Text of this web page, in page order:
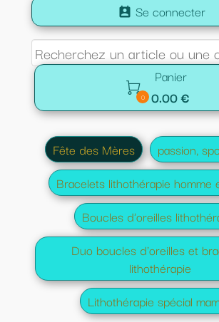
perm_contact_calendar Se connecter

0
Panier
0.00 €
Fête des Mères
passion,
Bracelets lithothérapie homme
Boucles d'oreilles
Duo boucles d'oreilles et
lithothérapie
Lithothérapie spécial